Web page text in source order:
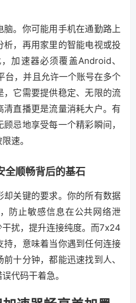
。你可能用手机在通勤路上
，再用家里的智能电视或投
加速器必须覆盖Android、
台，并且允许一个账号在多个
它需要提供稳定、无限的流
直播更是流量消耗大户。有
忌地享受每一个精彩瞬间，
速。
全顺畅背后的基石
关键的要求。你的所有数据
防止敏感信息在公共网络泄
扰，提升连接纯度。而7x24
，意味着当你遇到任何连接
十分钟，都能迅速找到人、
代码干着急。